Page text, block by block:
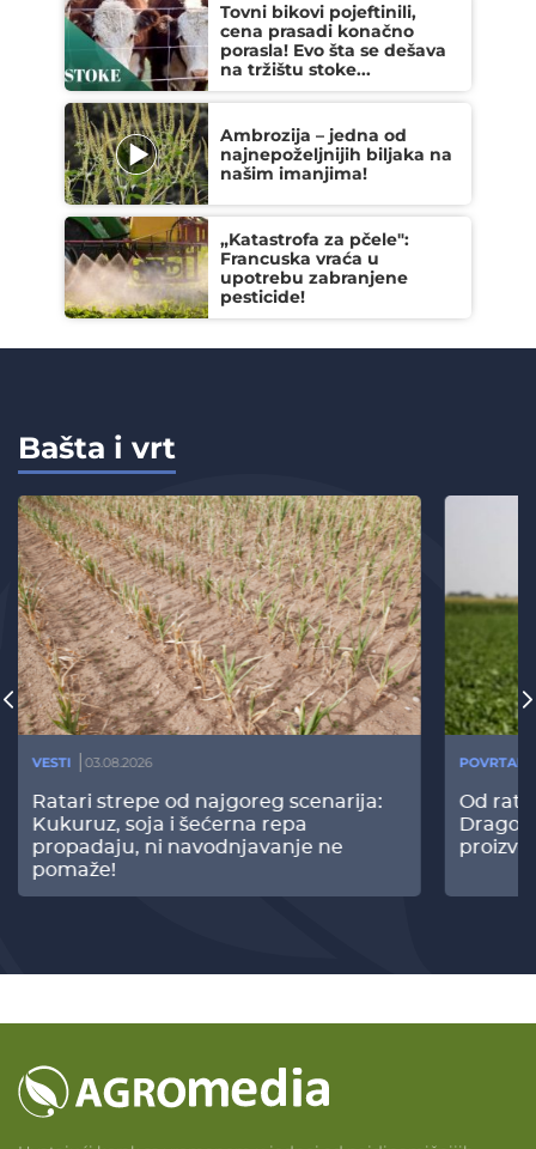
Tovni bikovi pojeftinili,
cena prasadi konačno
porasla! Evo šta se dešava
na tržištu stoke...
Ambrozija – jedna od
najnepoželjnijih biljaka na
našim imanjima!
„Katastrofa za pčele":
Francuska vraća u
upotrebu zabranjene
pesticide!
Bašta i vrt
VESTI 03.08.2026
Ratari strepe od najgoreg scenarija:
Kukuruz, soja i šećerna repa
propadaju, ni navodnjavanje ne
pomaže!
Od